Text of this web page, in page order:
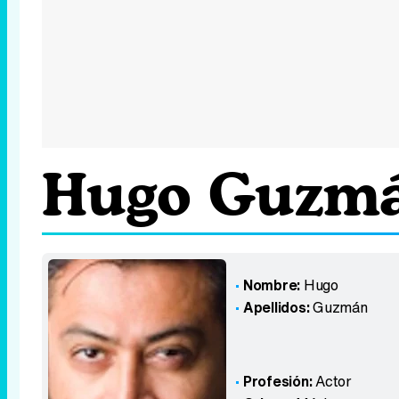
Hugo
Nombre: Hugo
Apellidos:Guzmán
Profesión:Actor